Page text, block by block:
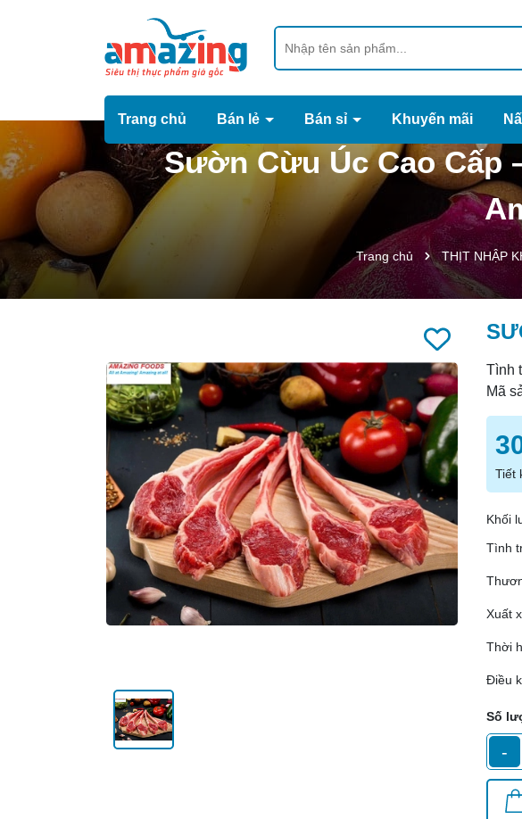
Trang chủ Bán lẻ Bán sỉ Khuyến mãi
Sườn Cừu Úc Cao Cấp
Trang chủ THỊT NHẬP
Tình
Mã
Tiết
Khối
Tình
Xuất
Thời
Điều
Số
-
Mã giảm giá:
Ngày hết hạn:
Điều kiện: